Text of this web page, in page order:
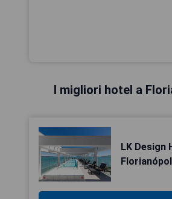
I migliori hotel a
LK Design